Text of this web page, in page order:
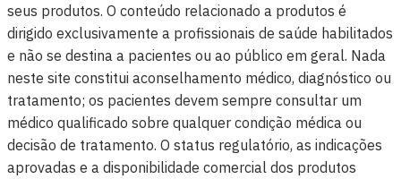
seus produtos. O conteúdo relacionado a produtos é
dirigido exclusivamente a profissionais de saúde habilitados
e não se destina a pacientes ou ao público em geral. Nada
neste site constitui aconselhamento médico, diagnóstico ou
tratamento; os pacientes devem sempre consultar um
médico qualificado sobre qualquer condição médica ou
decisão de tratamento. O status regulatório, as indicações
aprovadas e a disponibilidade comercial dos produtos